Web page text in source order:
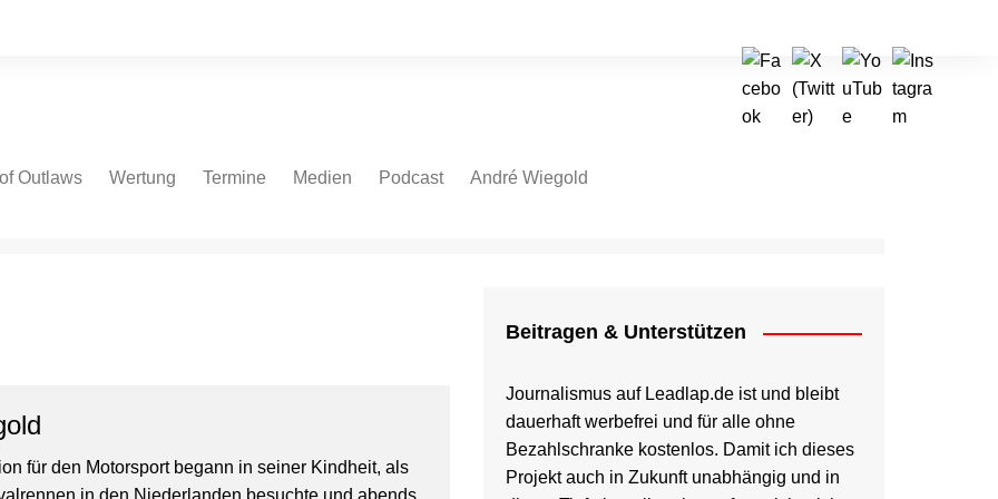
Outlaws Wertung Termine Medien Podcast André Wiegold
für den Motorsport begann in seiner Kindheit, als
Beitragen & Unterstützen
Journalismus auf Leadlap.de ist und bleibt
dauerhaft werbefrei und für alle ohne
Bezahlschranke kostenlos. Damit ich dieses
Projekt auch in Zukunft unabhängig und in